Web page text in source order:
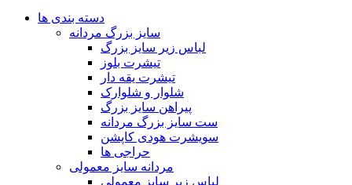
دسته بندی ها
سایز بزرگ مردانه
لباس زیر سایز بزرگ
تیشرت بلوز
تیشرت یقه دار
شلوار و شلوارک
پیراهن سایز بزرگ
ست سایز بزرگ مردانه
سویشرت هودی کاپشن
حراجی ها
مردانه سایز معمولی
لباس زیر سایز معمولی